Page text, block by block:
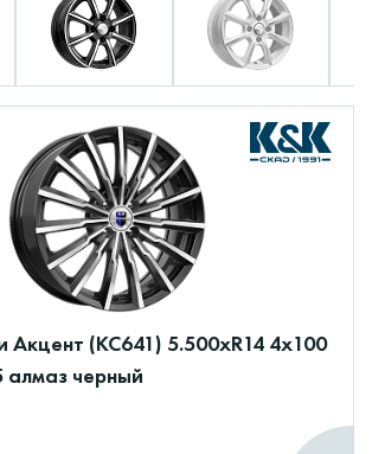
Акцент (КС641) 5.500xR14 4x100
алмаз черный